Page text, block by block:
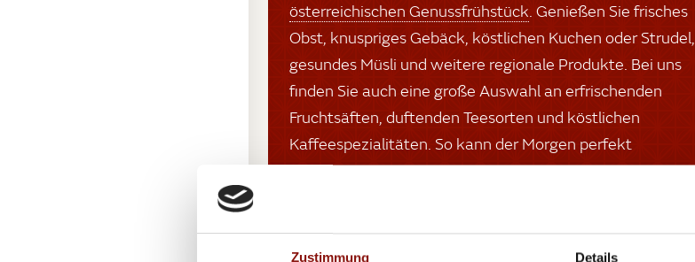
Zustimmung Details
österreichischen Genussfrühstück. Genießen Sie frisches
Obst, knuspriges Gebäck, köstlichen Kuchen oder Strudel,
gesundes Müsli und weitere regionale Produkte. Bei uns
finden Sie auch eine große Auswahl an erfrischenden
Fruchtsäften, duftenden Teesorten und köstlichen
Kaffeespezialitäten. So kann der Morgen perfekt
beginnen!